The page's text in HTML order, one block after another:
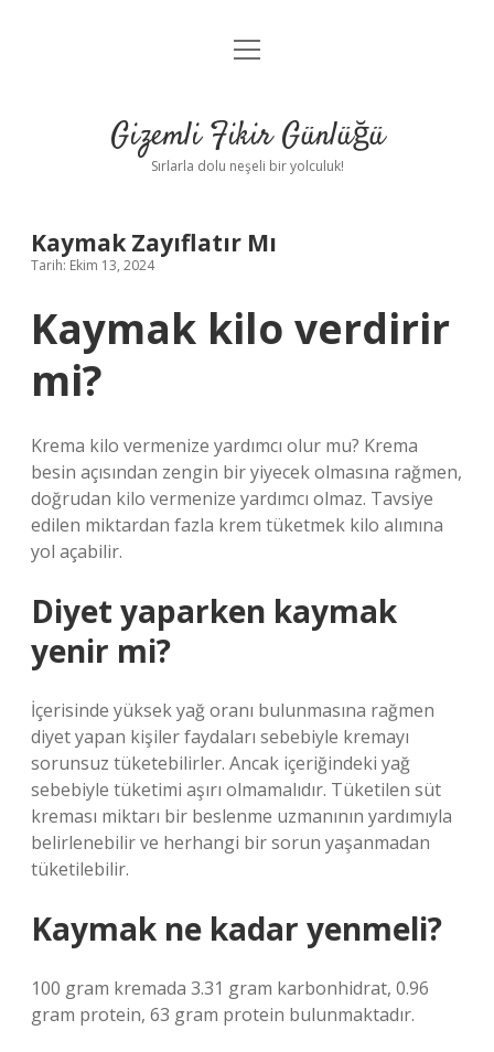
Anasayfa
Yasal Uyarı
menüyü
Gizemli Fikir Günlüğü
Sırlarla dolu neşeli bir yolculuk!
Kaymak Zayıflatır Mı
Tarih: Ekim 13, 2024
Kaymak kilo verdirir
mi?
Krema kilo vermenize yardımcı olur mu? Krema
besin açısından zengin bir yiyecek olmasına rağmen,
doğrudan kilo vermenize yardımcı olmaz. Tavsiye
edilen miktardan fazla krem ​​tüketmek kilo alımına
yol açabilir.
Diyet yaparken kaymak
yenir mi?
İçerisinde yüksek yağ oranı bulunmasına rağmen
diyet yapan kişiler faydaları sebebiyle kremayı
sorunsuz tüketebilirler. Ancak içeriğindeki yağ
sebebiyle tüketimi aşırı olmamalıdır. Tüketilen süt
kreması miktarı bir beslenme uzmanının yardımıyla
belirlenebilir ve herhangi bir sorun yaşanmadan
tüketilebilir.
Kaymak ne kadar yenmeli?
100 gram kremada 3.31 gram karbonhidrat, 0.96
gram protein, 63 gram protein bulunmaktadır.